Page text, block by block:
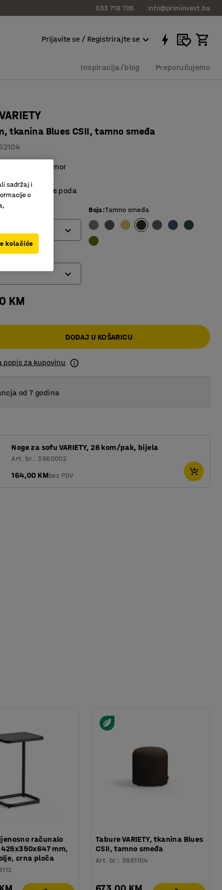
033 718 705 info@priminvest.ba
Prijavite se / Registrirajte se
Inspiracija/blog Preporučujemo
tkanina Blues CSII, tamno smeđa
prostore za odmor
čišćenje poda
Boja:Tamno smeđa
KM
DODAJ U KOŠARICU
popis za kupovinu
od 7 godina
Noge za sofu VARIETY, 28 kom/pak, bijela
Art. br.: 3860002
164,00 KMbez PDV
računalo
425x350x647 mm,
crna ploča
Tabure VARIETY, tkanina Blues
CSII, tamno smeđa
Art. br.:3861104
sadržaj i
o
kolačiće